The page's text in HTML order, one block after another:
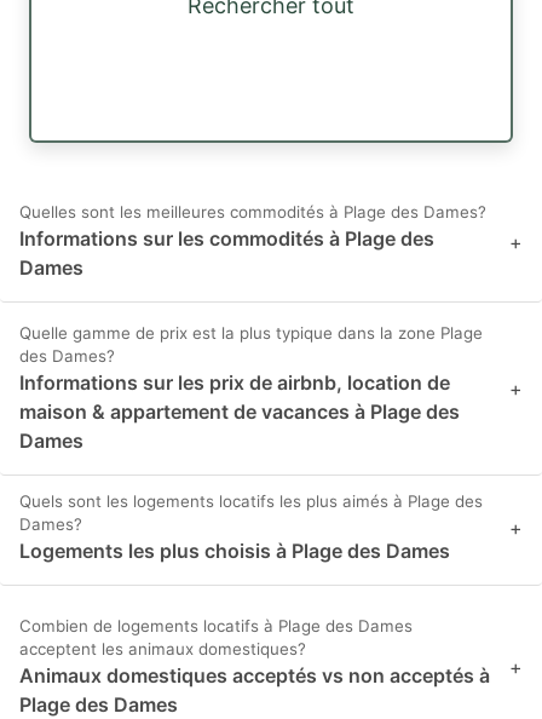
Rechercher tout
Quelles sont les meilleures commodités à Plage des Dames?
Informations sur les commodités à Plage des
Dames
+
Quelle gamme de prix est la plus typique dans la zone Plage
des Dames?
Informations sur les prix de airbnb, location de
maison & appartement de vacances à Plage des
Dames
+
Quels sont les logements locatifs les plus aimés à Plage des
Dames?
Logements les plus choisis à Plage des Dames
+
Combien de logements locatifs à Plage des Dames
acceptent les animaux domestiques?
Animaux domestiques acceptés vs non acceptés à
Plage des Dames
+